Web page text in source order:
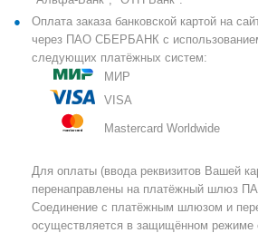
Оплата заказа банковской картой на
через ПАО СБЕРБАНК с
следующих платёжных систем:
МИР
VISA
Mastercard Worldwide
Для оплаты (ввода реквизитов Вашей
перенаправлены на платёжный шлюз
Соединение с платёжным шлюзом и
осуществляется в защищённом режиме